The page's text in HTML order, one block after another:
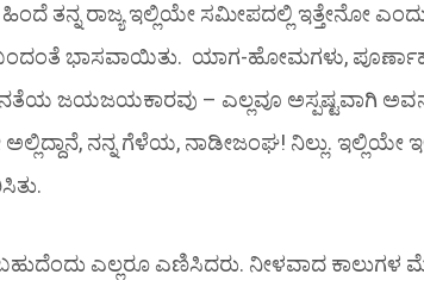
ತನ್ನ ರಾಜ್ಯ ಇಲ್ಲಿಯೇ ಸಮೀಪದಲ್ಲಿ ಇತ್ತೇನೋ
ಭಾಸವಾಯಿತು. ಯಾಗ-ಹೋಮಗಳು,
ಜಯಜಯಕಾರವು – ಎಲ್ಲವೂ ಅಸ್ಪಷ್ಟವಾಗಿ
ನನ್ನ ಗೆಳೆಯ, ನಾಡೀಜಂಘ! ನಿಲ್ಲು.
ಎಲ್ಲರೂ ಎಣಿಸಿದರು. ನೀಳವಾದ